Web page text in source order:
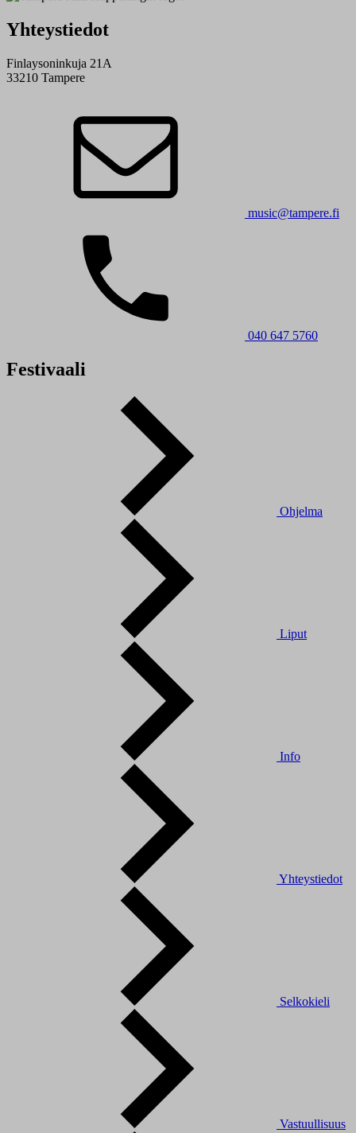
Yhteystiedot
Finlaysoninkuja 21A
33210 Tampere
music@tampere.fi
040 647 5760
Festivaali
Ohjelma
Liput
Info
Yhteystiedot
Selkokieli
Vastuullisuus